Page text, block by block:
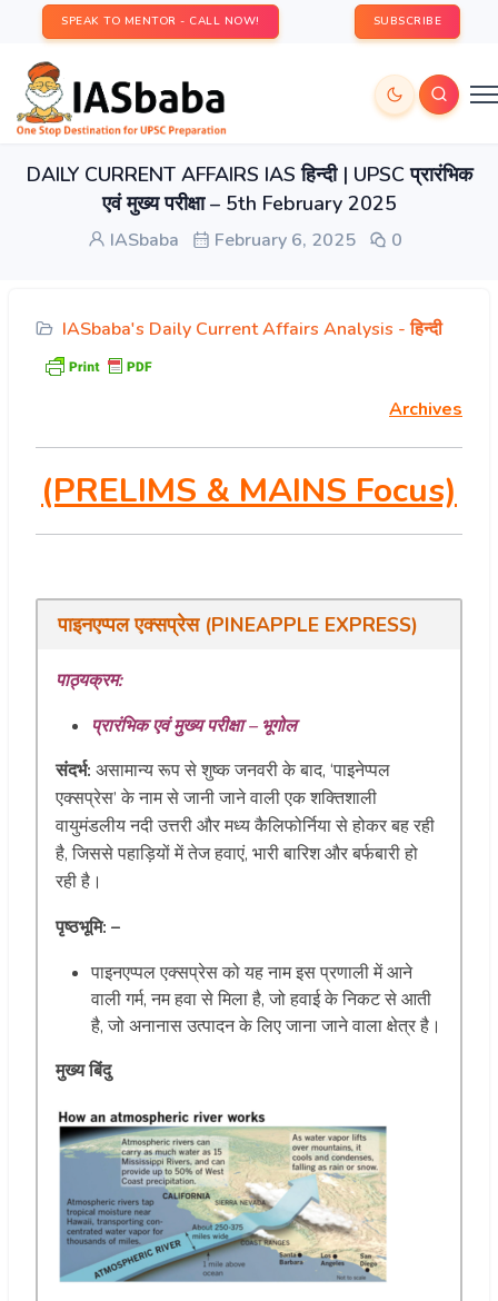
SPEAK TO MENTOR - CALL NOW! SUBSCRIBE
DAILY CURRENT AFFAIRS IAS हिन्दी | UPSC प्रारंभिक
एवं मुख्य परीक्षा – 5th February 2025
IASbaba February 6, 2025 0
IASbaba's Daily Current Affairs Analysis - हिन्दी
Archives
(PRELIMS & MAINS Focus)
पाइनएप्पल एक्सप्रेस (PINEAPPLE EXPRESS)
पाठ्यक्रम:
प्रारंभिक एवं मुख्य परीक्षा – भूगोल
संदर्भ: असामान्य रूप से शुष्क जनवरी के बाद, ‘पाइनेप्पल
एक्सप्रेस’ के नाम से जानी जाने वाली एक शक्तिशाली
वायुमंडलीय नदी उत्तरी और मध्य कैलिफोर्निया से होकर बह रही
है, जिससे पहाड़ियों में तेज हवाएं, भारी बारिश और बर्फबारी हो
रही है।
पृष्ठभूमि: –
पाइनएप्पल एक्सप्रेस को यह नाम इस प्रणाली में आने
वाली गर्म, नम हवा से मिला है, जो हवाई के निकट से आती
है, जो अनानास उत्पादन के लिए जाना जाने वाला क्षेत्र है।
मुख्य बिंदु